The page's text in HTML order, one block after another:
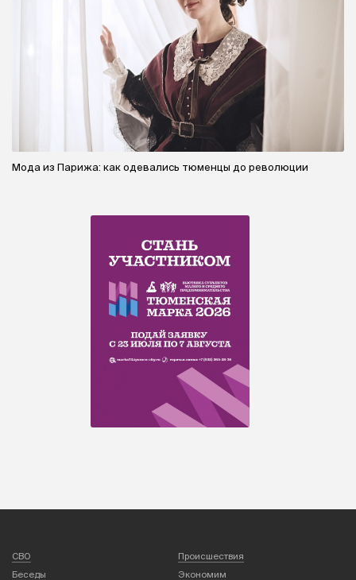
Мода из Парижа: как одевались тюменцы до революции
СВО
Происшествия
Беседы
Экономим